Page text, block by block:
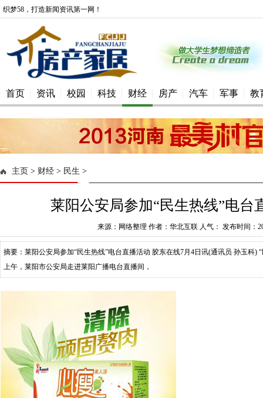
织梦58，打造新闻资讯第一网！
首页 资讯 校园 科技 财经 房产 汽车 军事 教
主页 > 财经 > 民生 >
莱阳公安局参加“民生热线”电台
来源：网络整理 作者：华北互联 人气： 发布时间：
摘要：莱阳公安局参加“民生热线”电台直播活动 胶东在线7月4日讯(通讯员 孙玉科)
上午，莱阳市公安局走进莱阳广播电台直播间，